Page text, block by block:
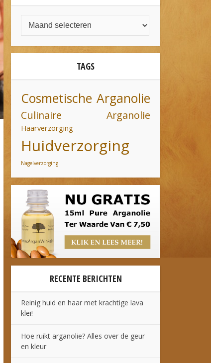
TAGS
Cosmetische Arganolie
Culinaire Arganolie
Haarverzorging
Huidverzorging
Nagelverzorging
RECENTE BERICHTEN
Reinig huid en haar met krachtige lava
klei!
Hoe ruikt arganolie? Alles over de geur
en kleur